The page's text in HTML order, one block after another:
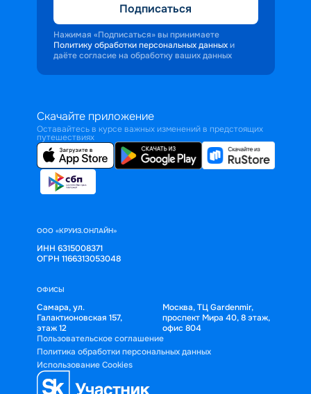
Подписаться
Нажимая «Подписаться» вы принимаете
Политику обработки персональных данных и
даёте согласие на обработку ваших данных
Скачайте приложение
Оставайтесь в курсе важных изменений в предстоящих
путешествиях
ООО «КРУИЗ.ОНЛАЙН»
ИНН 6315008371
ОГРН 1166313053048
ОФИСЫ
Самара, ул.
Галактионовская 157,
этаж 12
Москва, ТЦ Gardenmir,
проспект Мира 40, 8 этаж,
офис 804
Пользовательское соглашение
Политика обработки персональных данных
Использование Cookies